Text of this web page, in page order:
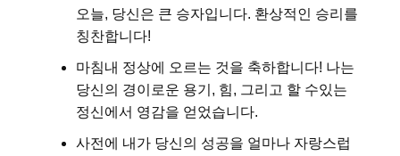
오늘, 당신은 큰 승자입니다. 환상적인 승리를
칭찬합니다!
마침내 정상에 오르는 것을 축하합니다! 나는
당신의 경이로운 용기, 힘, 그리고 할 수있는
정신에서 영감을 얻었습니다.
사전에 내가 당신의 성공을 얼마나 자랑스럽